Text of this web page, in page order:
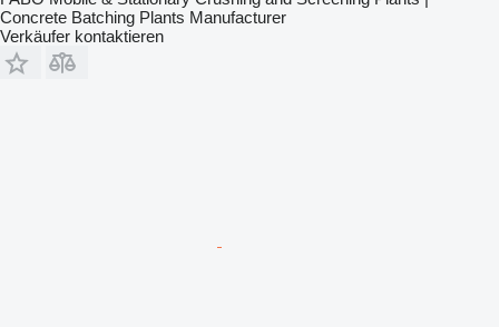
Concrete Batching Plants Manufacturer
Verkäufer kontaktieren